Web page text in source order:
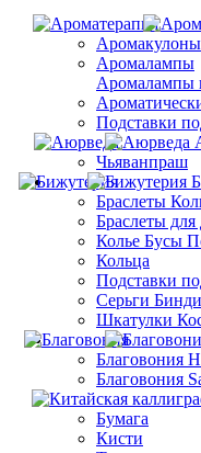
Аромакулоны
Аромалампы
Aромалампы
Подставки
Чьяванпраш
Браслеты
Браслеты для
Колье Бусы
Кольца
Подставки
Серьги
Шкатулки
Благовония
Благовония
Бумага
Кисти